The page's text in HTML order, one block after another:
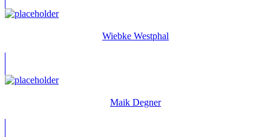
Wiebke Westphal
Maik Degner